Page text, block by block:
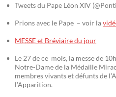
Tweets du Pape Léon XIV
Prions avec le Pape – voir la
MESSE et Bréviaire du jour
Le 27 de ce mois, la messe de
Notre-Dame de la Médaille
membres vivants et défunts de
l’Apparition.